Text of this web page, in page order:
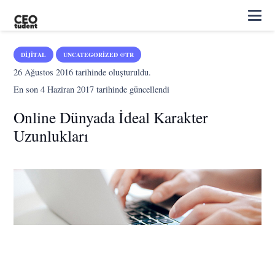
DIJITAL UNCATEGORIZED @TR
26 Ağustos 2016 tarihinde oluşturuldu.
En son4 Haziran 2017 tarihinde güncellendi
Online Dünyada İdeal Karakter
Uzunlukları